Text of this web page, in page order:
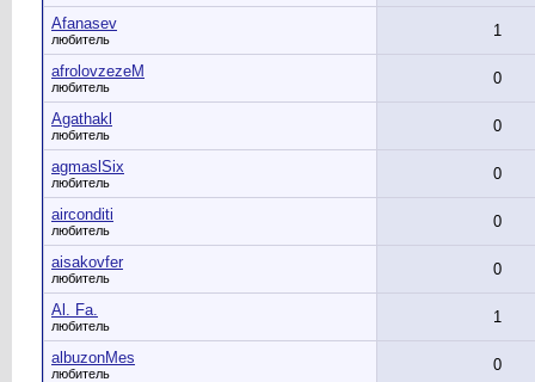
Afanasev
любитель 1
afrolovzezeM
любитель 0
Agathakl
любитель 0
agmaslSix
любитель 0
airconditi
любитель 0
aisakovfer
любитель 0
Al. Fa.
любитель 1
albuzonMes
любитель 0